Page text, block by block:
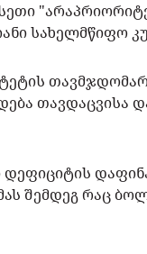
სახელმწიფო
თავდაცვისა
შემდეგ რაც